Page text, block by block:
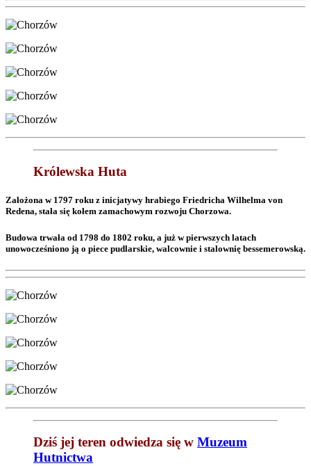
Królewska Huta
Założona w 1797 roku z inicjatywy hrabiego Friedricha Wilhelma von
Redena, stała się kołem zamachowym rozwoju Chorzowa.
Budowa trwała od 1798 do 1802 roku, a już w pierwszych latach
unowocześniono ją o piece pudlarskie, walcownie i stalownię bessemerowską.
Dziś jej teren odwiedza się w Muzeum
Hutnictwa